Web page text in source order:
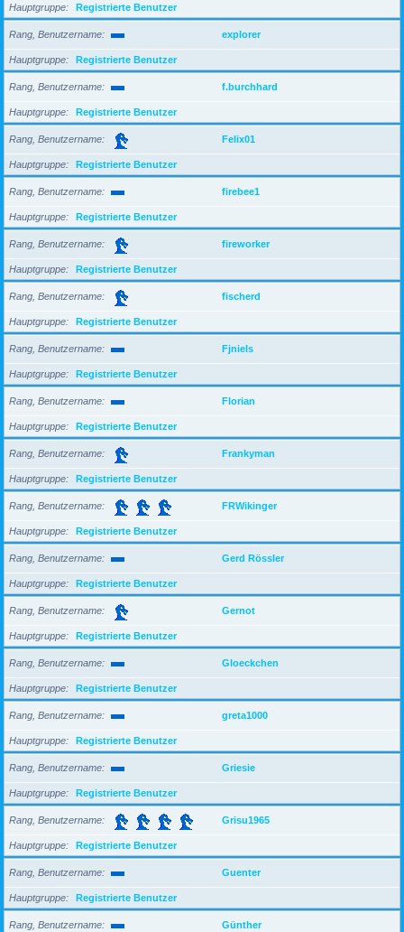
Hauptgruppe Registrierte Benutzer
Rang, Benutzername explorer
Hauptgruppe Registrierte Benutzer
Rang, Benutzername f.burchhard
Hauptgruppe Registrierte Benutzer
Rang, Benutzername Felix01
Hauptgruppe Registrierte Benutzer
Rang, Benutzername firebee1
Hauptgruppe Registrierte Benutzer
Rang, Benutzername fireworker
Hauptgruppe Registrierte Benutzer
Rang, Benutzername fischerd
Hauptgruppe Registrierte Benutzer
Rang, Benutzername Fjniels
Hauptgruppe Registrierte Benutzer
Rang, Benutzername Florian
Hauptgruppe Registrierte Benutzer
Rang, Benutzername Frankyman
Hauptgruppe Registrierte Benutzer
Rang, Benutzername FRWikinger
Hauptgruppe Registrierte Benutzer
Rang, Benutzername Gerd Rössler
Hauptgruppe Registrierte Benutzer
Rang, Benutzername Gernot
Hauptgruppe Registrierte Benutzer
Rang, Benutzername Gloeckchen
Hauptgruppe Registrierte Benutzer
Rang, Benutzername greta1000
Hauptgruppe Registrierte Benutzer
Rang, Benutzername Griesie
Hauptgruppe Registrierte Benutzer
Rang, Benutzername Grisu1965
Hauptgruppe Registrierte Benutzer
Rang, Benutzername Guenter
Hauptgruppe Registrierte Benutzer
Rang, Benutzername Günther